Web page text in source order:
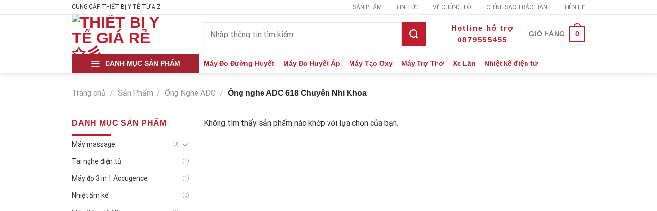
CUNG CẤP THIẾT BỊ Y TẾ TỪ A-Z SẢN PHẨM TIN TỨC VỀ CHÚNG TÔI CHÍNH SÁCH BẢO HÀNH LIÊN HỆ
kiếm:
Hotline hỗ trợ
0879555455
GIỎ HÀNG 0
DANH MỤC SẢN PHẨM Máy Đo Đường Huyết Máy Đo Huyết Áp Máy Tạo Oxy Máy Trợ Thở Xe Lăn Nhiệt kế điện tử
Trang chủ / Sản Phẩm / Ống Nghe ADC / Ống nghe ADC 618 Chuyên Nhi Khoa
DANH MỤC SẢN PHẨM
Máy massage (0)
Tai nghe điện tủ (1)
Máy đo 3 in 1 Accugence (1)
Nhiệt ẩm kế (0)
Không tìm thấy sản phẩm nào khớp với lựa chọn của bạn.